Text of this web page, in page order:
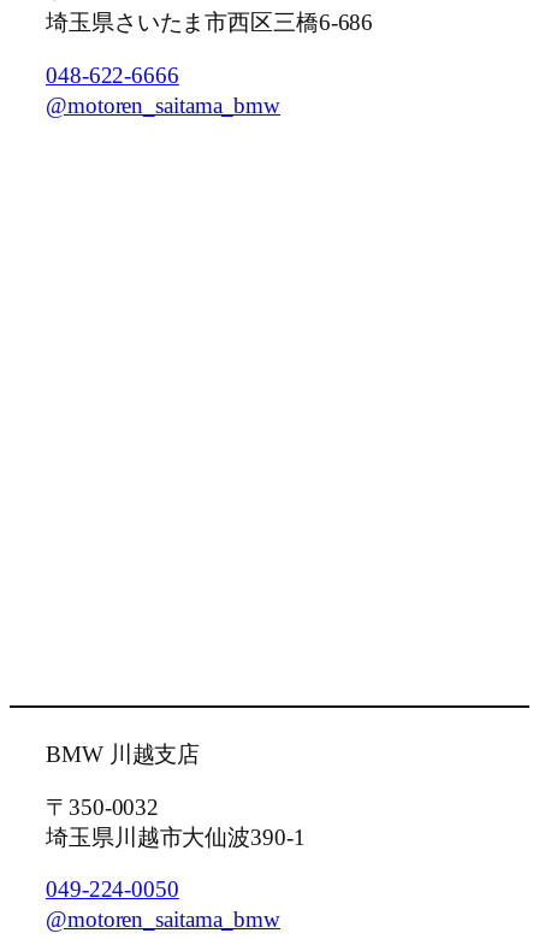
埼玉県さいたま市西区三橋6-686
048-622-6666
@motoren_saitama_bmw
BMW 川越支店
〒350-0032
埼玉県川越市大仙波390-1
049-224-0050
@motoren_saitama_bmw